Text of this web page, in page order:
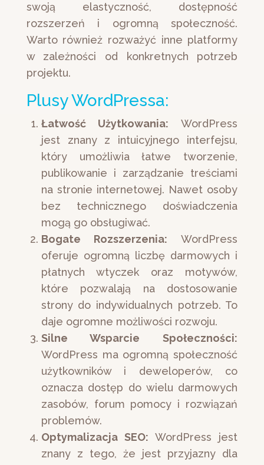
swoją elastyczność, dostępność
rozszerzeń i ogromną społeczność.
Warto również rozważyć inne platformy
w zależności od konkretnych potrzeb
projektu.
Plusy WordPressa:
Łatwość Użytkowania: WordPress
jest znany z intuicyjnego interfejsu,
który umożliwia łatwe tworzenie,
publikowanie i zarządzanie treściami
na stronie internetowej. Nawet osoby
bez technicznego doświadczenia
mogą go obsługiwać.
Bogate Rozszerzenia: WordPress
oferuje ogromną liczbę darmowych i
płatnych wtyczek oraz motywów,
które pozwalają na dostosowanie
strony do indywidualnych potrzeb. To
daje ogromne możliwości rozwoju.
Silne Wsparcie Społeczności:
WordPress ma ogromną społeczność
użytkowników i deweloperów, co
oznacza dostęp do wielu darmowych
zasobów, forum pomocy i rozwiązań
problemów.
Optymalizacja SEO: WordPress jest
znany z tego, że jest przyjazny dla